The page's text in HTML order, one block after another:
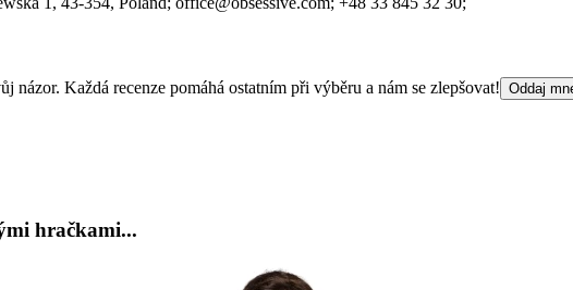
názor. Každá recenze pomáhá ostatním při výběru a nám se zlepšovat! Oddaj
hračkami...